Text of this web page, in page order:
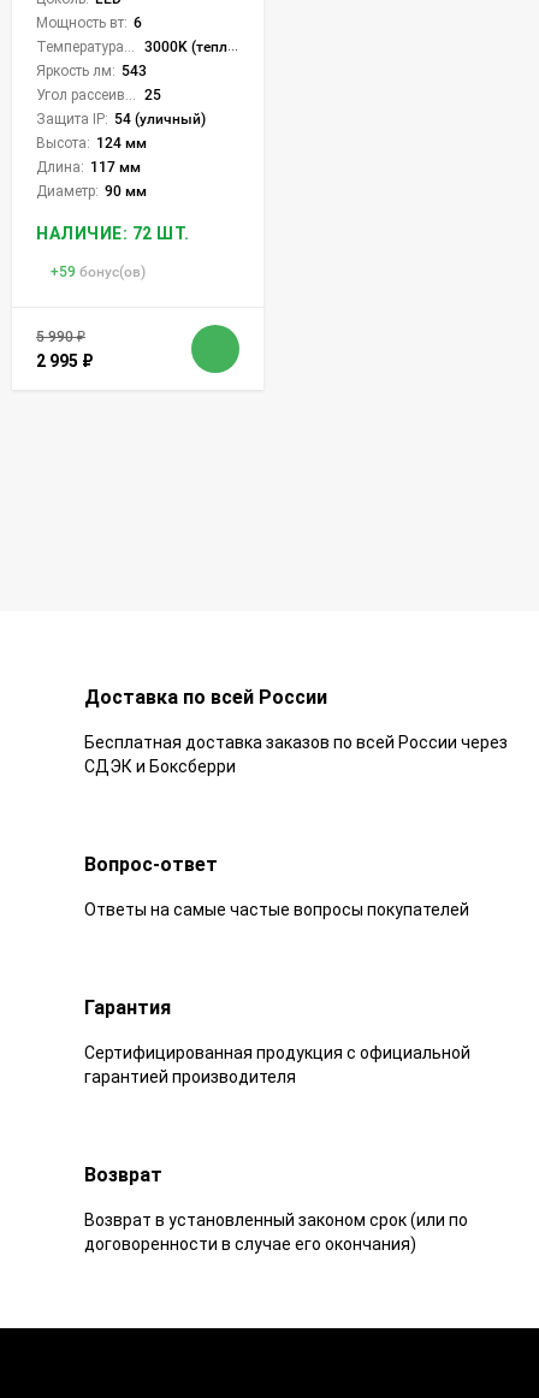
Мощность вт: 6
3000K (теплый)
Яркость лм: 543
25
Защита IP: 54 (уличный)
Высота: 124 мм
Длина: 117 мм
Диаметр: 90 мм
НАЛИЧИЕ: 72 ШТ.
+59 бонус(ов)
5 990₽
2 995 ₽
Доставка по всей России
Бесплатная доставка заказов по всей России через
СДЭК и Боксберри
Вопрос-ответ
Ответы на самые частые вопросы покупателей
Гарантия
Сертифицированная продукция с официальной
гарантией производителя
Возврат
Возврат в установленный законом срок (или по
договоренности в случае его окончания)